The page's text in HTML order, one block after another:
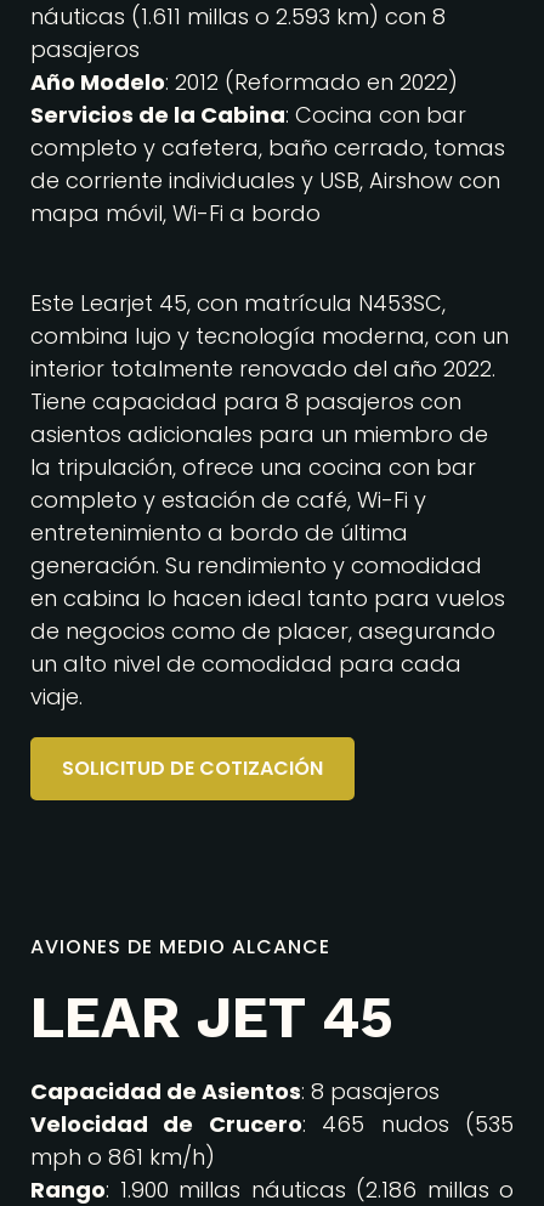
náuticas (1.611 millas o 2.593 km) con 8
pasajeros
Año Modelo: 2012 (Reformado en 2022)
Servicios de la Cabina: Cocina con bar
completo y cafetera, baño cerrado, tomas
de corriente individuales y USB, Airshow con
mapa móvil, Wi-Fi a bordo
Este Learjet 45, con matrícula N453SC,
combina lujo y tecnología moderna, con un
interior totalmente renovado del año 2022.
Tiene capacidad para 8 pasajeros con
asientos adicionales para un miembro de
la tripulación, ofrece una cocina con bar
completo y estación de café, Wi-Fi y
entretenimiento a bordo de última
generación. Su rendimiento y comodidad
en cabina lo hacen ideal tanto para vuelos
de negocios como de placer, asegurando
un alto nivel de comodidad para cada
viaje.
SOLICITUD DE COTIZACIÓN
AVIONES DE MEDIO ALCANCE
LEAR JET 45
Capacidad de Asientos: 8 pasajeros
Velocidad de Crucero: 465 nudos (535
mph o 861 km/h)
Rango: 1.900 millas náuticas (2.186 millas o